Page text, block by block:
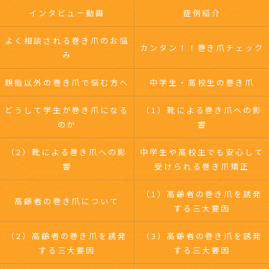
インタビュー動画 症例紹介
よく相談される巻き爪のお悩
み
カンタン！！巻き爪チェック
親指以外の巻き爪で悩む方へ 中学生・高校生の巻き爪
どうして学生が巻き爪になる
のか
（1）靴による巻き爪への影
響
（2）靴による巻き爪への影
響
中学生や高校生でも安心して
受けられる巻き爪矯正
高齢者の巻き爪について
（1）高齢者の巻き爪を誘発
する三大要因
（2）高齢者の巻き爪を誘発
する三大要因
（3）高齢者の巻き爪を誘発
する三大要因